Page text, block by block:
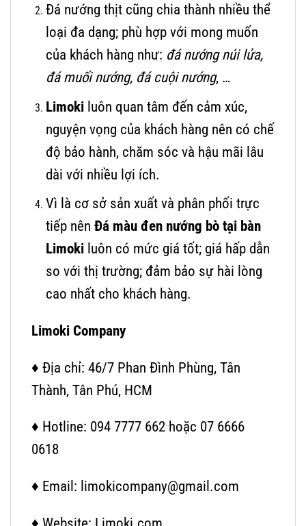
Đá nướng thịt cũng chia thành nhiều thể
loại đa dạng; phù hợp với mong muốn
của khách hàng như: đá nướng núi lửa,
đá muối nướng, đá cuội nướng, …
Limokiluôn quan tâm đến cảm xúc,
nguyện vọng của khách hàng nên có chế
độ bảo hành, chăm sóc và hậu mãi lâu
dài với nhiều lợi ích.
Vì là cơ sở sản xuất và phân phối trực
tiếp nên Đá màu đen nướng bò tại bàn
Limokiluôn có mức giá tốt; giá hấp dẫn
so với thị trường; đảm bảo sự hài lòng
cao nhất cho khách hàng.
Limoki Company
♦ Địa chỉ: 46/7 Phan Đình Phùng, Tân
Thành, Tân Phú, HCM
♦ Hotline: 094 7777 662 hoặc 07 6666
0618
♦ Email: limokicompany@gmail.com